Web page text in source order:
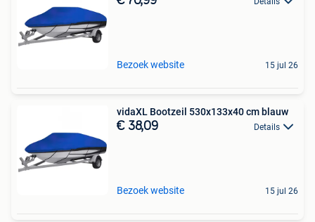
Bezoek website 15 jul 26
vidaXL Bootzeil 530x133x40 cm blauw
€ 38,09 Details
Bezoek website 15 jul 26